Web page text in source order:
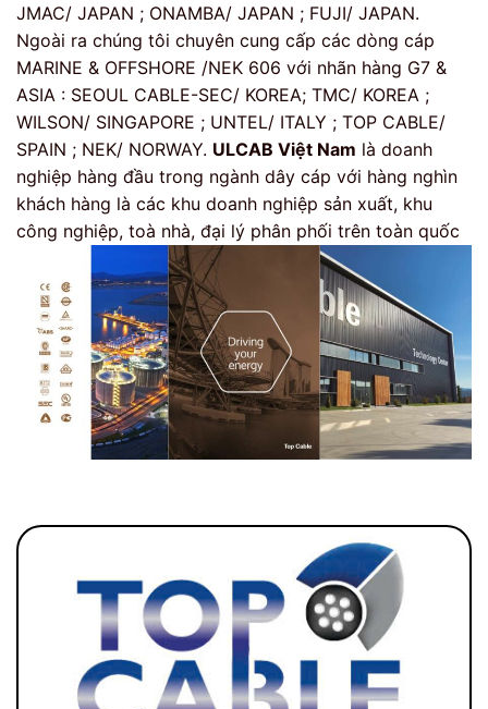
JMAC/ JAPAN ; ONAMBA/ JAPAN ; FUJI/ JAPAN.
Ngoài ra chúng tôi chuyên cung cấp các dòng cáp
MARINE & OFFSHORE /NEK 606 với nhãn hàng G7 &
ASIA : SEOUL CABLE-SEC/ KOREA; TMC/ KOREA ;
WILSON/ SINGAPORE ; UNTEL/ ITALY ; TOP CABLE/
SPAIN ; NEK/ NORWAY. ULCAB Việt Nam là doanh
nghiệp hàng đầu trong ngành dây cáp với hàng nghìn
khách hàng là các khu doanh nghiệp sản xuất, khu
công nghiệp, toà nhà, đại lý phân phối trên toàn quốc